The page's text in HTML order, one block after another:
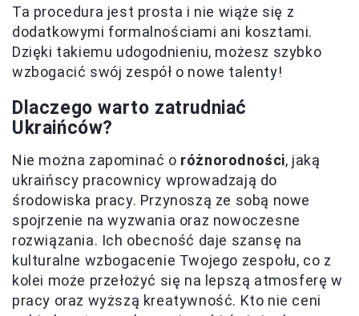
Ta procedura jest prosta i nie wiąże się z
dodatkowymi formalnościami ani kosztami.
Dzięki takiemu udogodnieniu, możesz szybko
wzbogacić swój zespół o nowe talenty!
Dlaczego warto zatrudniać
Ukraińców?
Nie można zapominać o różnorodności, jaką
ukraińscy pracownicy wprowadzają do
środowiska pracy. Przynoszą ze sobą nowe
spojrzenie na wyzwania oraz nowoczesne
rozwiązania. Ich obecność daje szansę na
kulturalne wzbogacenie Twojego zespołu, co z
kolei może przełożyć się na lepszą atmosferę w
pracy oraz wyższą kreatywność. Kto nie ceni